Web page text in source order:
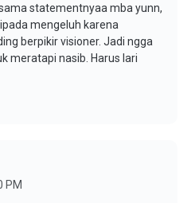
statementnyaa mba yunn,
mengeluh karena
berpikir visioner. Jadi ngga
meratapi nasib. Harus lari
PM